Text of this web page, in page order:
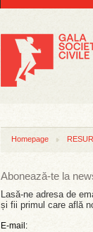
Homepage
Abonează-te la
Lasă-ne adresa de
și fii primul care află
E-mail: